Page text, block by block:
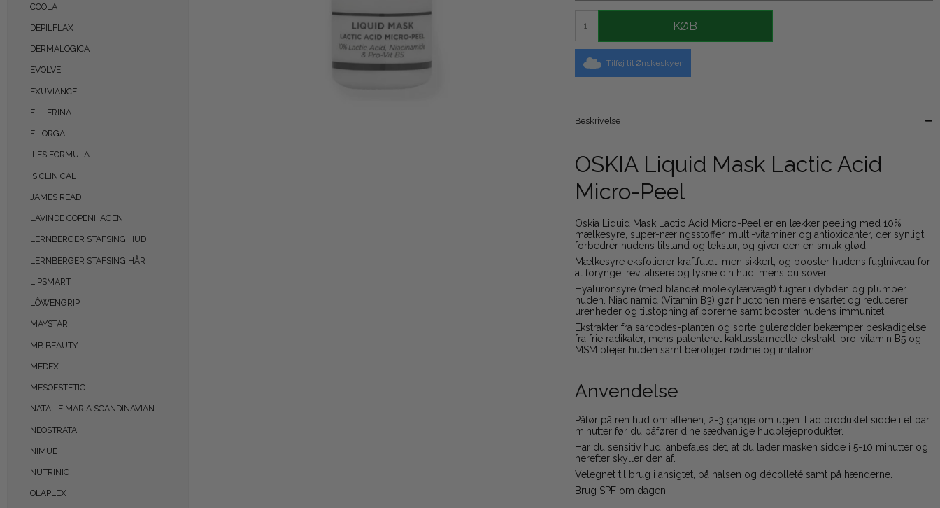
COOLA
DEPILFLAX
DERMALOGICA
EVOLVE
EXUVIANCE
FILLERINA
FILORGA
ILES FORMULA
IS CLINICAL
JAMES READ
LAVINDE COPENHAGEN
LERNBERGER STAFSING HUD
LERNBERGER STAFSING HÅR
LIPSMART
LÔWENGRIP
MAYSTAR
MB BEAUTY
MEDEX
MESOESTETIC
NATALIE MARIA SCANDINAVIAN
NEOSTRATA
NIMUE
NUTRINIC
OLAPLEX
KØB
Tilføj til Ønskeskyen
Beskrivelse
OSKIA Liquid Mask Lactic Acid
Micro-Peel
Oskia Liquid Mask Lactic Acid Micro-Peel er en lækker peeling med 10%
mælkesyre, super-næringsstoffer, multi-vitaminer og antioxidanter, der synligt
forbedrer hudens tilstand og tekstur, og giver den en smuk glød.
Mælkesyre eksfolierer kraftfuldt, men sikkert, og booster hudens fugtniveau for
at forynge, revitalisere og lysne din hud, mens du sover.
Hyaluronsyre (med blandet molekylærvægt) fugter i dybden og plumper
huden. Niacinamid (Vitamin B3) gør hudtonen mere ensartet og reducerer
urenheder og tilstopning af porerne samt booster hudens immunitet.
Ekstrakter fra sarcodes-planten og sorte gulerødder bekæmper beskadigelse
fra frie radikaler, mens patenteret kaktusstamcelle-ekstrakt, pro-vitamin B5 og
MSM plejer huden samt beroliger rødme og irritation.
Anvendelse
Påfør på ren hud om aftenen, 2-3 gange om ugen. Lad produktet sidde i et par
minutter før du påfører dine sædvanlige hudplejeprodukter.
Har du sensitiv hud, anbefales det, at du lader masken sidde i 5-10 minutter og
herefter skyller den af.
Velegnet til brug i ansigtet, på halsen og décolleté samt på hænderne.
Brug SPF om dagen.